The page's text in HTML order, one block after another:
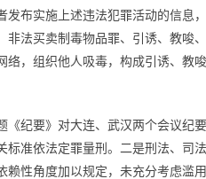
发布实施上述违法犯罪活动的信息
法买卖制毒物品罪、引诱、教唆
，组织他人吸毒，构成引诱、教
《纪要》对大连、武汉两个会议纪
标准依法定罪量刑。二是刑法、司
性角度加以规定，未充分考虑滥